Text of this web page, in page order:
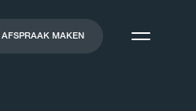
AFSPRAAK MAKEN